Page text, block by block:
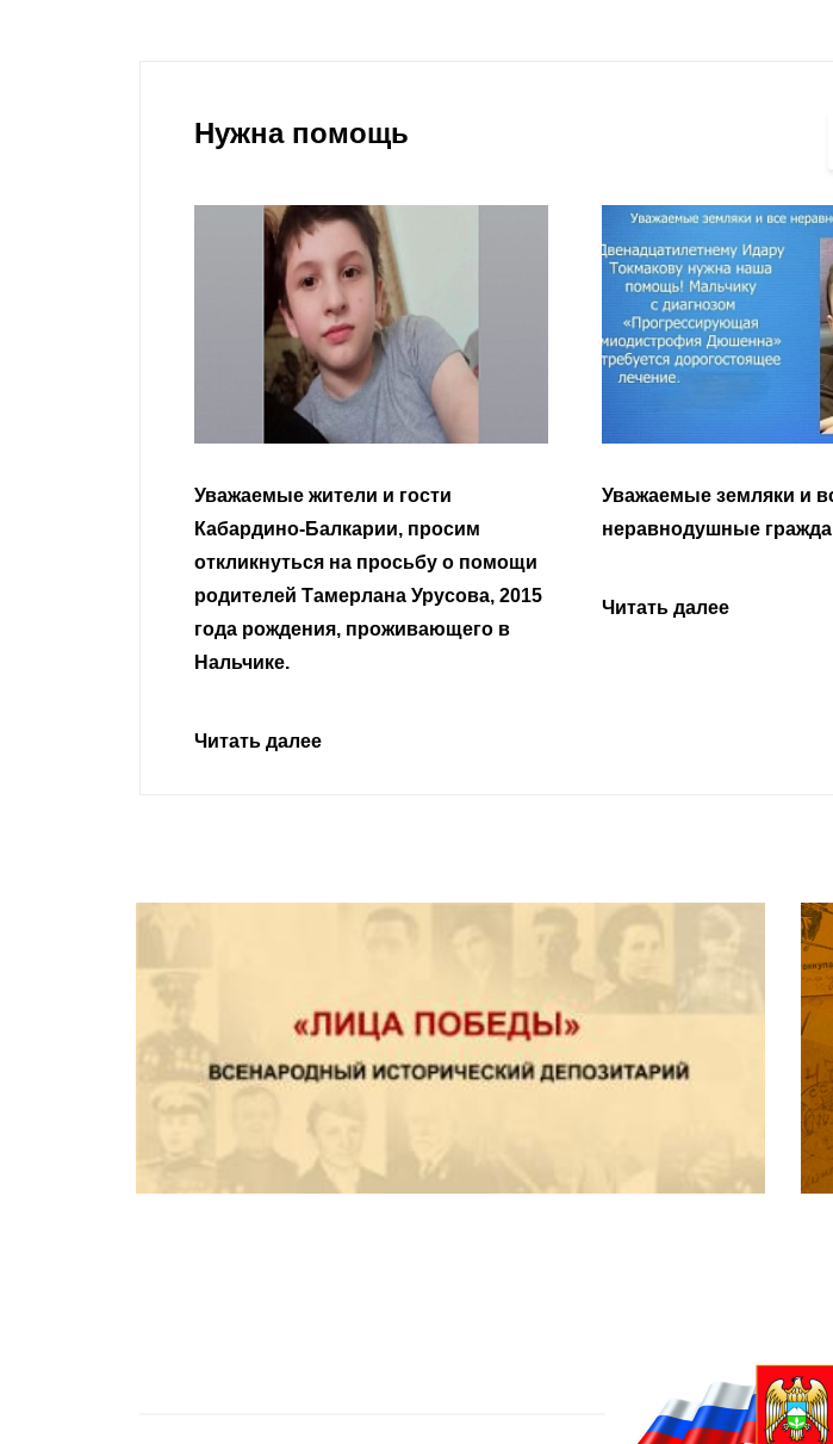
Нужна помощь
Уважаемые земляки и все
неравнодушные граждане.
Читать далее
Читать далее